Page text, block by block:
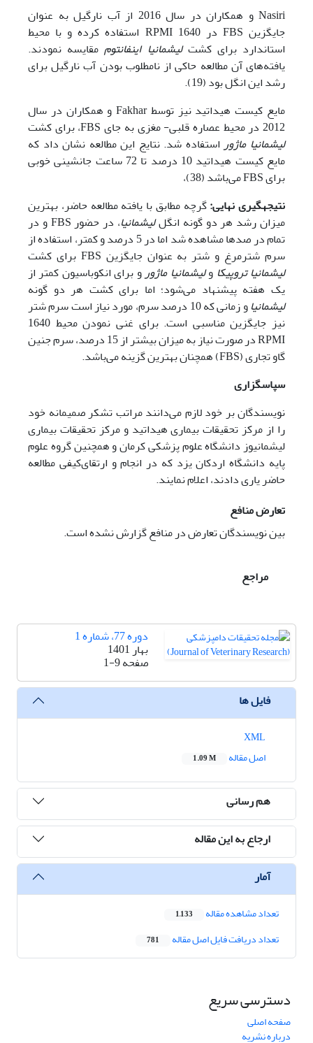
Nasiri و همکاران در سال 2016 از آب نارگیل به عنوان
جایگزین FBS در 1640 RPMI استفاده کرده و با محیط
استاندارد برای کشتلیشمانیا اینفانتوممقایسه نمودند.
یافته‌‌های آن مطالعه حاکی از نامطلوب بودن آب نارگیل برای
رشد این انگل بود (19).
مایع کیست هیداتید نیز توسط Fakhar و همکاران در سال
2012 در محیط عصاره قلبی- مغزی به جای FBS، برای کشت
لیشمانیا ماژوراستفاده شد. نتایج این مطالعه نشان داد که
مایع کیست هیداتید 10 درصد تا 72 ساعت جانشینی خوبی
برای FBS می‌باشد (38)،
نتیجهگیری نهایی:گرچه مطابق با یافته مطالعه حاضر، بهترین
میزان رشد هر دو گونه انگللیشمانیا
، در حضور FBS و در
تمام در صد‌ها مشاهده شد اما در 5 درصد و کمتر، استفاده از
سرم شترمرغ و شتر به عنوان جایگزین FBS برای کشت
لیشمانیا تروپیکا ولیشمانیا ماژورو برای انکوباسیون کمتر از
یک هفته پیشنهاد می‌شود؛ اما برای کشت هر دو گونه
لیشمانیا
و زمانی که 10 درصد سرم، مورد نیاز است سرم شتر
نیز جایگزین مناسبی است. برای غنی نمودن محیط 1640
RPMI در صورت نیاز به میزان بیشتر از 15 درصد، سرم جنین
گاو تجاری (FBS) همچنان بهترین گزینه می‌باشد.
سپاسگزاری
نویسندگان بر خود لازم می‌دانند مراتب تشکر صمیمانه خود
را از مرکز تحقیقات بیماری هیداتید و مرکز تحقیقات بیماری
لیشمانیوز دانشگاه علوم پزشکی کرمان و همچنین گروه علوم
پایه دانشگاه اردکان یزد که در انجام و ارتقای‌کیفی مطالعه
حاضر یاری دادند، اعلام نمایند.
تعارض منافع
بین نویسندگان تعارض در منافع گزارش نشده است.
مراجع
دوره 77، شماره 1
بهار 1401
صفحه1-9
فایل ها
اصل مقاله
1.09 M
هم رسانی
ارجاع به این مقاله
آمار
تعداد مشاهده مقاله 1,133
تعداد دریافت فایل اصل مقاله 781
دسترسی سریع
صفحه اصلی
درباره نشریه